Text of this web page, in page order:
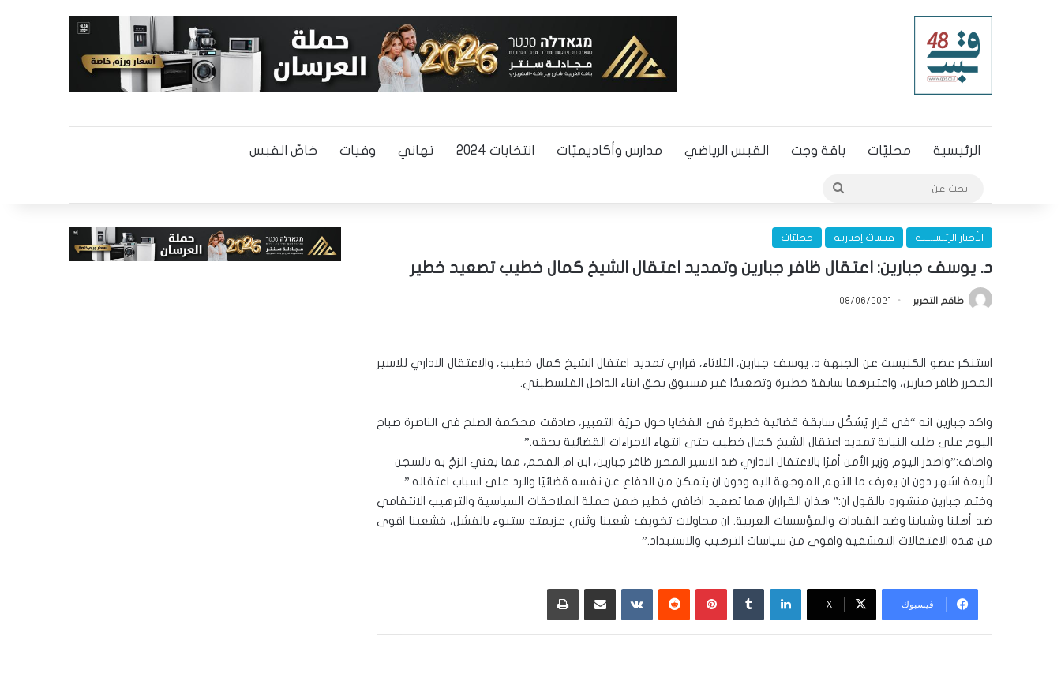
الرئيسية محليّات باقة وجت القبس الرياضي مدارس وأكاديميّات انتخابات 2024 تهاني وفيات خاصّ القبس
الأخبار الرئيســـية قبسات إخبارية محليّات
د. يوسف جبارين: اعتقال ظافر جبارين وتمديد اعتقال الشيخ كمال خطيب تصعيد خطير
طاقم التحرير 08/06/2021
استنكر عضو الكنيست عن الجبهة د. يوسف جبارين، الثلاثاء، قراري تمديد اعتقال الشيخ كمال خطيب، والاعتقال الاداري للاسير
المحرر ظافر جبارين، واعتبرهما سابقة خطيرة وتصعيدًا غير مسبوق بحق ابناء الداخل الفلسطيني.
واكد جبارين انه “في قرار يُشكّل سابقة قضائية خطيرة في القضايا حول حريّة التعبير، صادقت محكمة الصلح في الناصرة صباح
اليوم على طلب النيابة تمديد اعتقال الشيخ كمال خطيب حتى انتهاء الاجراءات القضائية بحقه.”
واضاف:”واصدر اليوم وزير الأمن أمرًا بالاعتقال الاداري ضد الاسير المحرر ظافر جبارين، ابن ام الفحم، مما يعني الزجّ به بالسجن
لأربعة اشهر دون ان يعرف ما التهم الموجهة اليه ودون ان يتمكن من الدفاع عن نفسه قضائيًا والرد على اسباب اعتقاله.”
وختم جبارين منشوره بالقول ان:” هذان القراران هما تصعيد اضافي خطير ضمن حملة الملاحقات السياسية والترهيب الانتقامي
ضد أهلنا وشبابنا وضد القيادات والمؤسسات العربية. ان محاولات تخويف شعبنا وثني عزيمته ستبوء بالفشل، فشعبنا اقوى
من هذه الاعتقالات التعسّفية واقوى من سياسات الترهيب والاستبداد.”
فيسبوك ‫X
لينكدإن بينتيريست ‏VKontakte